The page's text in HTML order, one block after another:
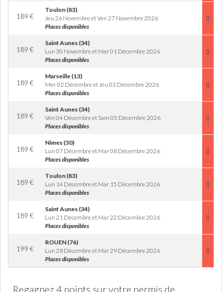
189 €
Toulon (83)
Jeu 26 Novembre et Ven 27 Novembre 2026
Places disponibles
189 €
Saint Aunes (34)
Lun 30 Novembre et Mar 01 Décembre 2026
Places disponibles
189 €
Marseille (13)
Mer 02 Décembre et Jeu 03 Décembre 2026
Places disponibles
189 €
Saint Aunes (34)
Ven 04 Décembre et Sam 05 Décembre 2026
Places disponibles
189 €
Nimes (30)
Lun 07 Décembre et Mar 08 Décembre 2026
Places disponibles
189 €
Toulon (83)
Lun 14 Décembre et Mar 15 Décembre 2026
Places disponibles
189 €
Saint Aunes (34)
Lun 21 Décembre et Mar 22 Décembre 2026
Places disponibles
199 €
ROUEN (76)
Lun 28 Décembre et Mar 29 Décembre 2026
Places disponibles
Regagnez 4 points sur votre permis de